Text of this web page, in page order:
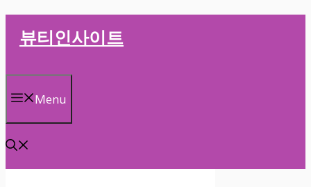
로
너
뛰
기
뷰티인사이트
Menu